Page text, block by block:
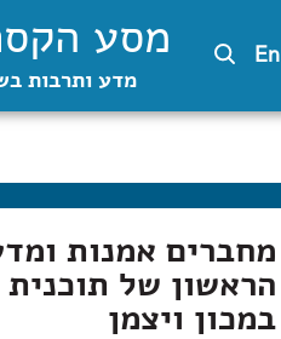
En מסע
מדע ותרבות
מחברים אמנות
הראשון של
במכון ויצמן